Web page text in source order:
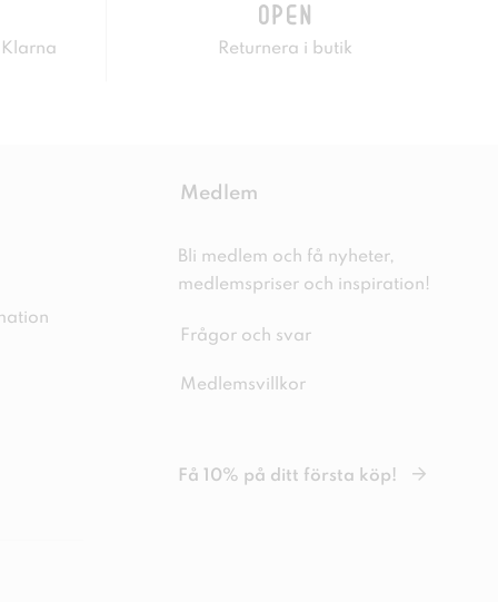
Returnera i butik
Medlem
Bli medlem och få nyheter,
medlemspriser och inspiration!
Frågor och svar
Medlemsvillkor
Få 10% på ditt första köp!